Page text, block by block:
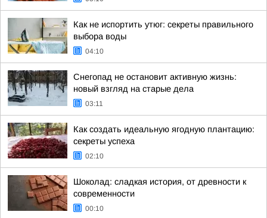
Как не испортить утюг: секреты правильного
выбора воды
04:10
Снегопад не остановит активную жизнь:
новый взгляд на старые дела
03:11
Как создать идеальную ягодную плантацию:
секреты успеха
02:10
Шоколад: сладкая история, от древности к
современности
00:10